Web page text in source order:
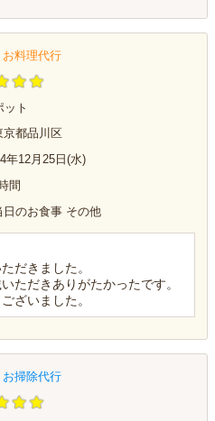
お料理代行
ット
京都品川区
年12月25日(水)
間
日のお食事 その他
だきました。
ただきありがたかったです。
ざいました。
お掃除代行